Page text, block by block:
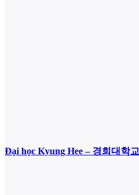
Đại học Kyung Hee – 경희대학교